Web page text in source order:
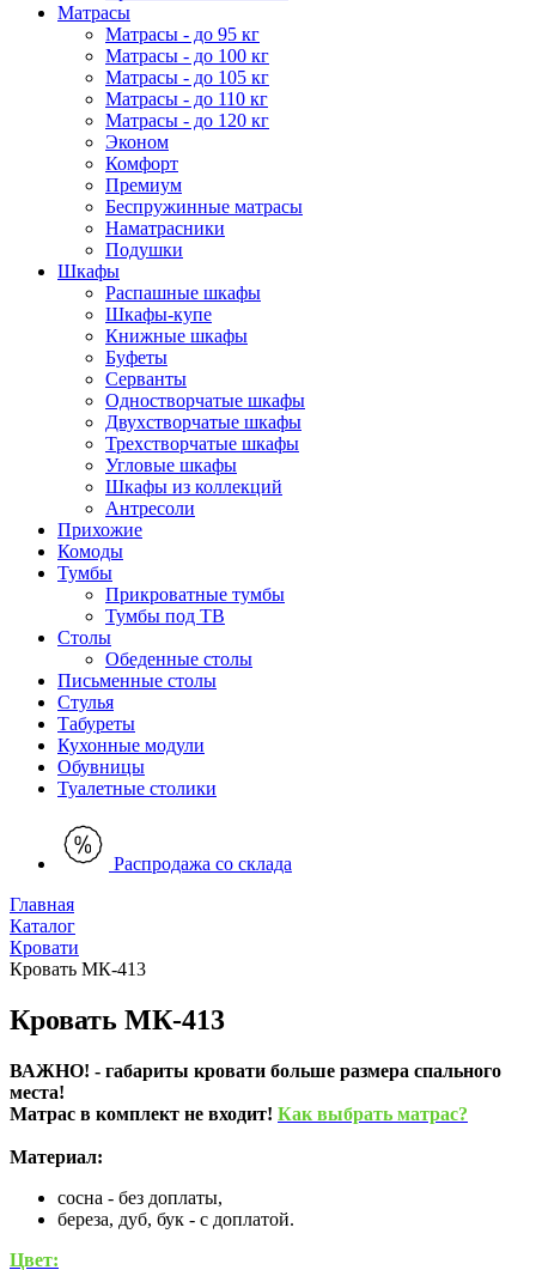
Матрасы
Матрасы - до 95 кг
Матрасы - до 100 кг
Матрасы - до 105 кг
Матрасы - до 110 кг
Матрасы - до 120 кг
Эконом
Комфорт
Премиум
Беспружинные матрасы
Наматрасники
Подушки
Шкафы
Распашные шкафы
Шкафы-купе
Книжные шкафы
Буфеты
Серванты
Одностворчатые шкафы
Двухстворчатые шкафы
Трехстворчатые шкафы
Угловые шкафы
Шкафы из коллекций
Антресоли
Прихожие
Комоды
Тумбы
Прикроватные тумбы
Тумбы под ТВ
Столы
Обеденные столы
Письменные столы
Стулья
Табуреты
Кухонные модули
Обувницы
Туалетные столики
Распродажа со склада
Главная
Каталог
Кровати
Кровать МК-413
Кровать МК-413
ВАЖНО! - габариты кровати больше размера спального
места!
Матрас в комплект не входит! Как выбрать матрас?
Материал:
сосна - без доплаты,
береза, дуб, бук - с доплатой.
Цвет: